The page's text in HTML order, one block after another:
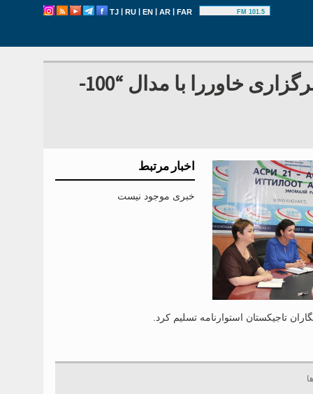
TJ | RU | EN | AR | FAR 101.5 FM
اتحادیه روزنامه نگاران رهبریت و کارمندان خبرگزاری خاوررا با مدال “100-
اخبار مرتبط
خبری موجود نیست
تاجیکستان استوارنامه تسلیم کرد.